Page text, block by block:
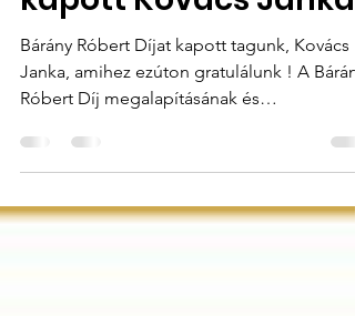
Bárány Róbert Díjat
kapott Kovács Janka!
Bárány Róbert Díjat kapott tagunk, Kovács
Janka, amihez ezúton gratulálunk ! A Bárány